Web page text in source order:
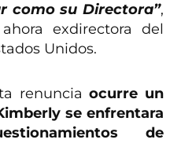
como su Directora”,
exdirectora del
Unidos.
renunciaocurre un
se enfrentara
de